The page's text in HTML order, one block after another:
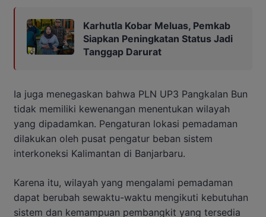
Karhutla Kobar Meluas, Pemkab
Siapkan Peningkatan Status Jadi
Tanggap Darurat
Ia juga menegaskan bahwa PLN UP3 Pangkalan Bun
tidak memiliki kewenangan menentukan wilayah
yang dipadamkan. Pengaturan lokasi pemadaman
dilakukan oleh pusat pengatur beban sistem
interkoneksi Kalimantan di Banjarbaru.
Karena itu, wilayah yang mengalami pemadaman
dapat berubah sewaktu-waktu mengikuti kebutuhan
sistem dan kemampuan pembangkit yang tersedia